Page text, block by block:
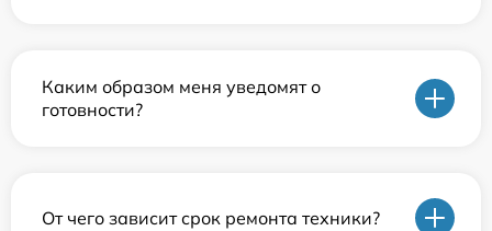
Каким образом меня уведомят о
готовности?
От чего зависит срок ремонта техники?